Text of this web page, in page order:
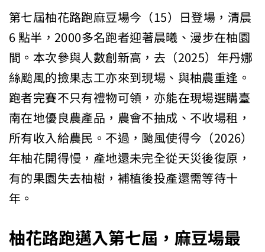
第七屆柚花路跑麻豆場今（15）日登場，清晨
6 點半，2000多名跑者迎著晨曦、漫步在柚園
間。本次參與人數創新高，去（2025）年丹娜
絲颱風的撿果志工亦來到現場、與柚農重逢。
跑者完賽不只有禮物可領，亦能在現場選購臺
南在地優良農產品，農會不抽成、不收場租，
所有收入給農民。不過，颱風使得今（2026）
年柚花開得慢，產地還未完全從天災後復原，
有的果園失去柚樹，補植後投產還需等待十
年。
柚花路跑邁入第七屆，麻豆場最